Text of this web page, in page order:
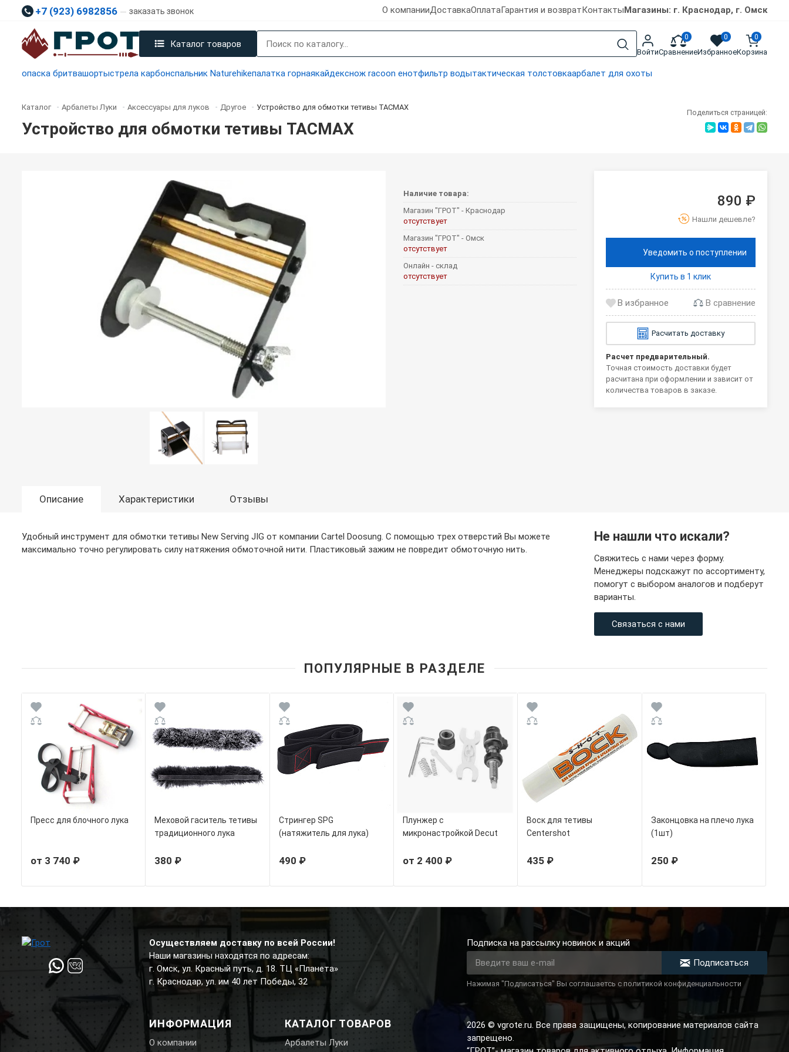
+7 (923) 6982856 заказать звонок О компанииДоставкаОплатаГарантия и возвратКонтактыМагазины: г. Краснодар, г. Омск
Каталог товаров
Войти
0
Сравнение
0
Избранное
0
Корзина
опаска бритвашортыстрела карбонспальник Naturehikeпалатка горнаякайдекснож racoon енотфильтр водытактическая толстовкаарбалет для охоты
Каталог - Арбалеты Луки - Аксессуары для луков - Другое - Устройство для обмотки тетивы TACMAX
Устройство для обмотки тетивы TACMAX
Поделиться страницей:
Наличие товара:
Магазин "ГРОТ" - Краснодар
отсутствует
Магазин "ГРОТ" - Омск
отсутствует
Онлайн - склад
отсутствует
890 ₽
Нашли дешевле?
Уведомить о поступлении
Купить в 1 клик
В сравнение
Расчитать доставку
Расчет предварительный.
Точная стоимость доставки будет
расчитана при оформлении и зависит от
количества товаров в заказе.
Описание Характеристики Отзывы
Удобный инструмент для обмотки тетивы New Serving JIG от компании Cartel Doosung. С помощью трех отверстий Вы можете
максимально точно регулировать силу натяжения обмоточной нити. Пластиковый зажим не повредит обмоточную нить.
Не нашли что искали?
Свяжитесь с нами через форму.
Менеджеры подскажут по ассортименту,
помогут с выбором аналогов и подберут
варианты.
Связаться с нами
ПОПУЛЯРНЫЕ В РАЗДЕЛЕ
Пресс для блочного лука
от 3 740 ₽
Меховой гаситель тетивы
традиционного лука
380 ₽
Стрингер SPG
(натяжитель для лука)
490 ₽
Плунжер с
микронастройкой Decut
от 2 400 ₽
Воск для тетивы
Centershot
435 ₽
Законцовка на плечо лука
(1шт)
250 ₽
Осуществляем доставку по всей России!
Наши магазины находятся по адресам:
г. Омск, ул. Красный путь, д. 18. ТЦ «Планета»
г. Краснодар, ул. им 40 лет Победы, 32
ИНФОРМАЦИЯ
О компании
КАТАЛОГ ТОВАРОВ
Арбалеты Луки
Подписка на рассылку новинок и акций
Подписаться
Нажимая "Подписаться" Вы соглашаетсь с политикой конфиденциальности
2026 © vgrote.ru. Все права защищены, копирование материалов сайта
запрещено.